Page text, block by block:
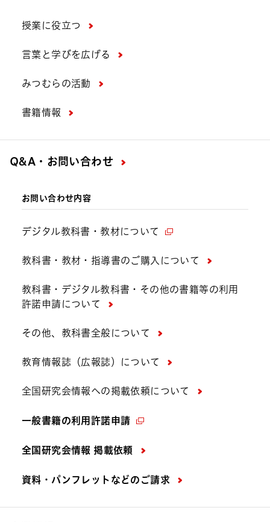
授業に役立つ
言葉と学びを広げる
みつむらの活動
書籍情報
Q&A・お問い合わせ
お問い合わせ内容
デジタル教科書・教材について
教科書・教材・指導書のご購入について
教科書・デジタル教科書・その他の書籍等の利用
許諾申請について
その他、教科書全般について
教育情報誌（広報誌）について
全国研究会情報への掲載依頼について
一般書籍の利用許諾申請
全国研究会情報 掲載依頼
資料・パンフレットなどの ご請求